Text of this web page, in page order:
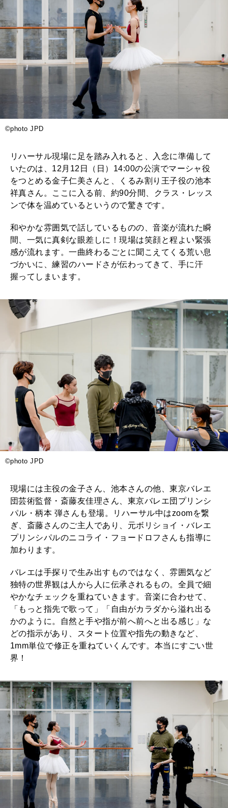
2026年5月号「“大好き”に出会いに。韓国」
2026年4月号「未来をつくる、学びの教科書。」
2026年3月号「スイーツ予想図 2026」
2026年2月号「良運を掴む 新・開運術。」
FOLLOW US!
©️photo JPD
リハーサル現場に足を踏み入れると、入念に準備して
いたのは、12月12日（日）14:00の公演でマーシャ役
をつとめる金子仁美さんと、くるみ割り王子役の池本
祥真さん。ここに入る前、約90分間、クラス・レッス
ンで体を温めているというので驚きです。
和やかな雰囲気で話しているものの、音楽が流れた瞬
間、一気に真剣な眼差しに！現場は笑顔と程よい緊張
感が流れます。一曲終わるごとに聞こえてくる荒い息
づかいに、練習のハードさが伝わってきて、手に汗
握ってしまいます。
©️photo JPD
現場には主役の金子さん、池本さんの他、東京バレエ
団芸術監督・斎藤友佳理さん、東京バレエ団プリンシ
パル・柄本 弾さんも登場。リハーサル中はzoomを繋
ぎ、斎藤さんのご主人であり、元ボリショイ・バレエ
プリンシパルのニコライ・フョードロフさんも指導に
加わります。
バレエは手探りで生み出すものではなく、雰囲気など
独特の世界観は人から人に伝承されるもの。全員で細
やかなチェックを重ねていきます。音楽に合わせて、
「もっと指先で歌って」「自由がカラダから溢れ出る
かのように。自然と手や指が前へ前へと出る感じ」な
どの指示があり、スタート位置や指先の動きなど、
1mm単位で修正を重ねていくんです。本当にすごい世
界！